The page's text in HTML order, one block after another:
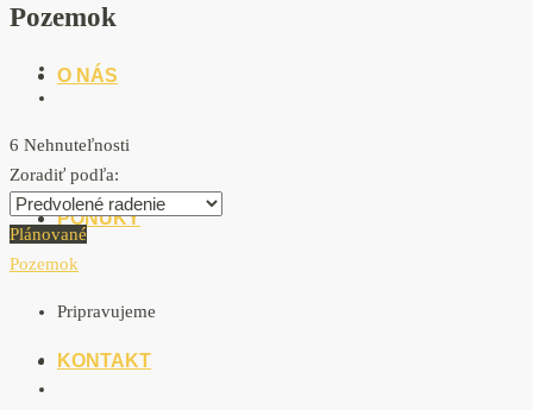
O NÁS
PONUKY
KONTAKT
Pozemok
6 Nehnuteľnosti
Zoradiť podľa:
Plánované
Pozemok
Pripravujeme